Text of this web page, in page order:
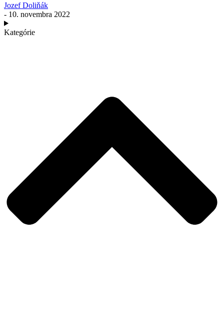
Jozef Doliňák
- 10. novembra 2022
Kategórie